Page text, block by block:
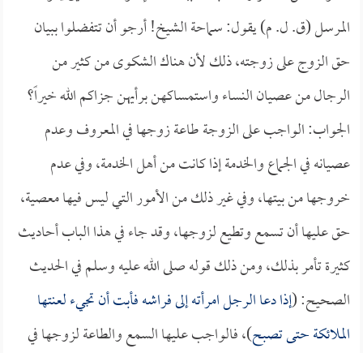
المرسل (ق. ل. م) يقول: سماحة الشيخ! أرجو أن تتفضلوا ببيان
حق الزوج على زوجته، ذلك لأن هناك الشكوى من كثير من
الرجال من عصيان النساء واستمساكهن برأيهن جزاكم الله خيراً؟
الجواب: الواجب على الزوجة طاعة زوجها في المعروف وعدم
عصيانه في الجماع والخدمة إذا كانت من أهل الخدمة، وفي عدم
خروجها من بيتها، وفي غير ذلك من الأمور التي ليس فيها معصية،
حق عليها أن تسمع وتطيع لزوجها، وقد جاء في هذا الباب أحاديث
كثيرة تأمر بذلك، ومن ذلك قوله صلى الله عليه وسلم في الحديث
الصحيح: (إذا دعا الرجل امرأته إلى فراشه فأبت أن تجيء لعنتها
الملائكة حتى تصبح)، فالواجب عليها السمع والطاعة لزوجها في